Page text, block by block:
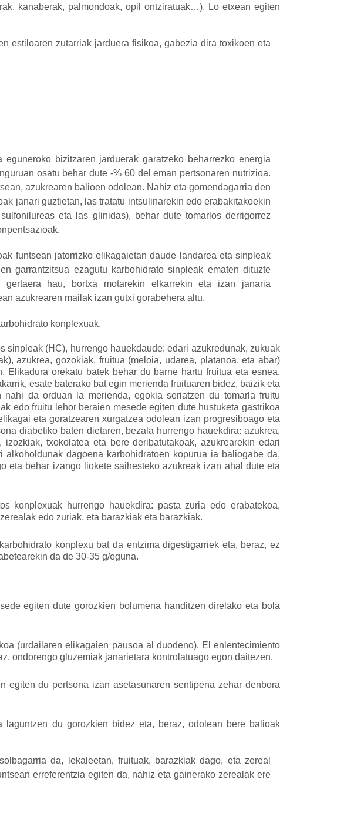
kanaberak, palmondoak, opil ontziratuak…). Lo etxean egiten
estiloaren zutarriak jarduera fisikoa, gabezia dira toxikoen eta
eguneroko bizitzaren jarduerak garatzeko beharrezko energia
osatu behar dute -% 60 del eman pertsonaren nutrizioa.
azukrearen balioen odolean. Nahiz eta gomendagarria den
janari guztietan, las tratatu intsulinarekin edo erabakitakoekin
eta las glinidas), behar dute tomarlos derrigorrez
funtsean jatorrizko elikagaietan daude landarea eta sinpleak
garrantzitsua ezagutu karbohidrato sinpleak ematen dituzte
gertaera hau, bortxa motarekin elkarrekin eta izan janaria
azukrearen mailak izan gutxi gorabehera altu.
konplexuak.
sinpleak (HC), hurrengo hauekdaude: edari azukredunak, zukuak
azukrea, gozokiak, fruitua (meloia, udarea, platanoa, eta abar)
orekatu batek behar du barne hartu fruitua eta esnea,
esate baterako bat egin merienda fruituaren bidez, baizik eta
da orduan la merienda, egokia seriatzen du tomarla fruitu
edo fruitu lehor beraien mesede egiten dute hustuketa gastrikoa
eta goratzearen xurgatzea odolean izan progresiboago eta
diabetiko baten dietaren, bezala hurrengo hauekdira: azukrea,
txokolatea eta bere deribatutakoak, azukrearekin edari
dagoena karbohidratoen kopurua ia baliogabe da,
eta behar izango liokete saihesteko azukreak izan ahal dute eta
konplexuak hurrengo hauekdira: pasta zuria edo erabatekoa,
edo zuriak, eta barazkiak eta barazkiak.
konplexu bat da entzima digestigarriek eta, beraz, ez
da de 30-35 g/eguna.
egiten dute gorozkien bolumena handitzen direlako eta bola
(urdailaren elikagaien pausoa al duodeno). El enlentecimiento
ondorengo gluzemiak janarietara kontrolatuago egon daitezen.
egiten du pertsona izan asetasunaren sentipena zehar denbora
laguntzen du gorozkien bidez eta, beraz, odolean bere balioak
da, lekaleetan, fruituak, barazkiak dago, eta zereal
erreferentzia egiten da, nahiz eta gainerako zerealak ere